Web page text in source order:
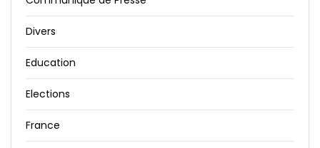
Divers
Education
Elections
France